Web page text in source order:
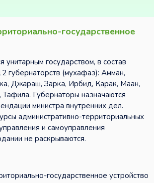
государственное
унитарным государством, в состав
губернаторств (мухафаз): Амман,
Джараш, Зарка, Ирбид, Карак, Маан,
Губернаторы назначаются
министра внутренних дел.
административно-территориальных
и самоуправления
не раскрываются.
государственное устройство